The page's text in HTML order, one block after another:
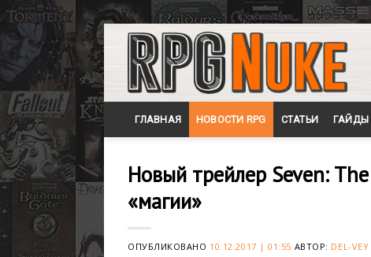
Skip
content
ГЛАВНАЯ НОВОСТИ RPG СТАТЬИ ГАЙДЫ
Новый трейлер Seven:
«магии»
ОПУБЛИКОВАНО 10.12.2017 | 01:55 АВТОР: DEL-VEY